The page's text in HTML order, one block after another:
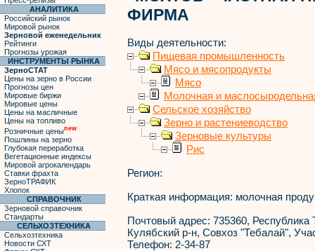
АНАЛИТИКА
Российский рынок
Мировой рынок
Зерновой еженедельник
Рейтинги
Прогнозы урожая
ИНСТРУМЕНТЫ РЫНКА
ЗерноСТАТ
Цены на зерно в России
Прогнозы цен
Мировые биржи
Мировые цены
Цены на масличные
Цены на топливо
Розничные ценыnew
Пошлины на зерно
Глубокая переработка
Вегетационные индексы
Мировой агрокалендарь
Ставки фрахта
ЗерноТРАФИК
Хлопок
СПРАВОЧНИК
Зерновой справочник
Стандарты
СЕЛЬХОЗТЕХНИКА
Сельхозтехника
Новости СХТ
ФИРМА
Виды деятельности:
Пищевая промышленность
Мясо и мясопродукты
Мясо
Молочная и
Сельское хозяйство
Зерно и растениеводство
Зерновые культуры
Рис
Регион:
Краткая информация: молочная
Почтовый адрес: 735360, Республика
Кулябский р-н, Совхоз "Тебалай",
Телефон: 2-34-87